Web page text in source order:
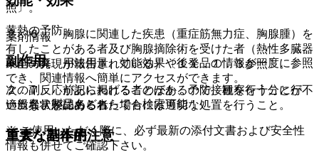
照〕。
２．６． 胸腺に関連した疾患（重症筋無力症、胸腺腫）を
有したことがある者及び胸腺摘除術を受けた者（熱性多臓器
不全の発現が報告されている）〔１１．１．３参照〕。
２．７． 前記に掲げる者のほか、予防接種を行うことが不
適当な状態にある者。
重要な基本的注意
黄熱の予防。
副作用
次の副反応があらわれることがあるので、観察を十分に行
い、異常が認められた場合には適切な処置を行うこと。
重大な副作用
薬剤情報
薬剤写真、用法用量、効能効果や後発品の情報が一度に参照
でき、関連情報へ簡単にアクセスができます。
一般名、製品名どちらでも検索可能！
※ ご使用いただく際に、必ず最新の添付文書および安全性
情報も併せてご確認下さい。